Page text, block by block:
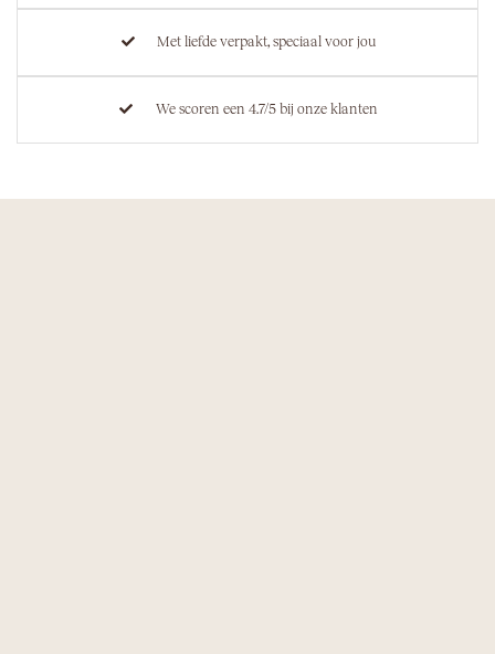
Met liefde verpakt, speciaal voor jou
We scoren een 4.7/5 bij onze klanten